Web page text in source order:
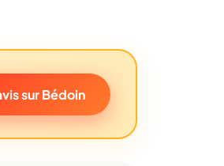
sur Bédoin